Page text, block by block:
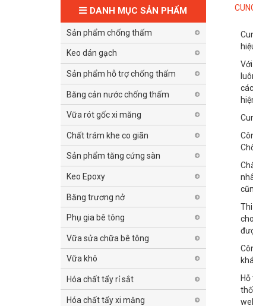
DANH MỤC SẢN PHẨM
Sản phẩm chống thấm
Keo dán gạch
Sản phẩm hỗ trợ chống thấm
Băng cản nước chống thấm
Vữa rót gốc xi măng
Chất trám khe co giãn
Sản phẩm tăng cứng sàn
Keo Epoxy
Băng trương nở
Phụ gia bê tông
Vữa sửa chữa bê tông
Vữa khô
Hóa chất tẩy rỉ sắt
Hóa chất tẩy xi măng